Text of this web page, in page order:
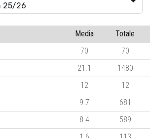
25/26
Media
Totale
70
70
21.1
1480
12
12
9.7
681
8.4
589